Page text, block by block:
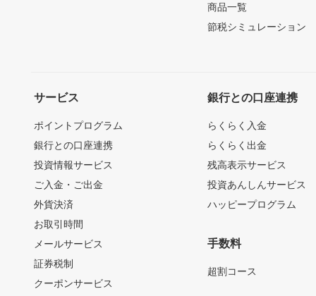
商品一覧
節税シミュレーション
サービス
ポイントプログラム
銀行との口座連携
投資情報サービス
ご入金・ご出金
外貨決済
お取引時間
メールサービス
証券税制
クーポンサービス
銀行との口座連携
らくらく入金
らくらく出金
残高表示サービス
投資あんしんサービス
ハッピープログラム
手数料
超割コース